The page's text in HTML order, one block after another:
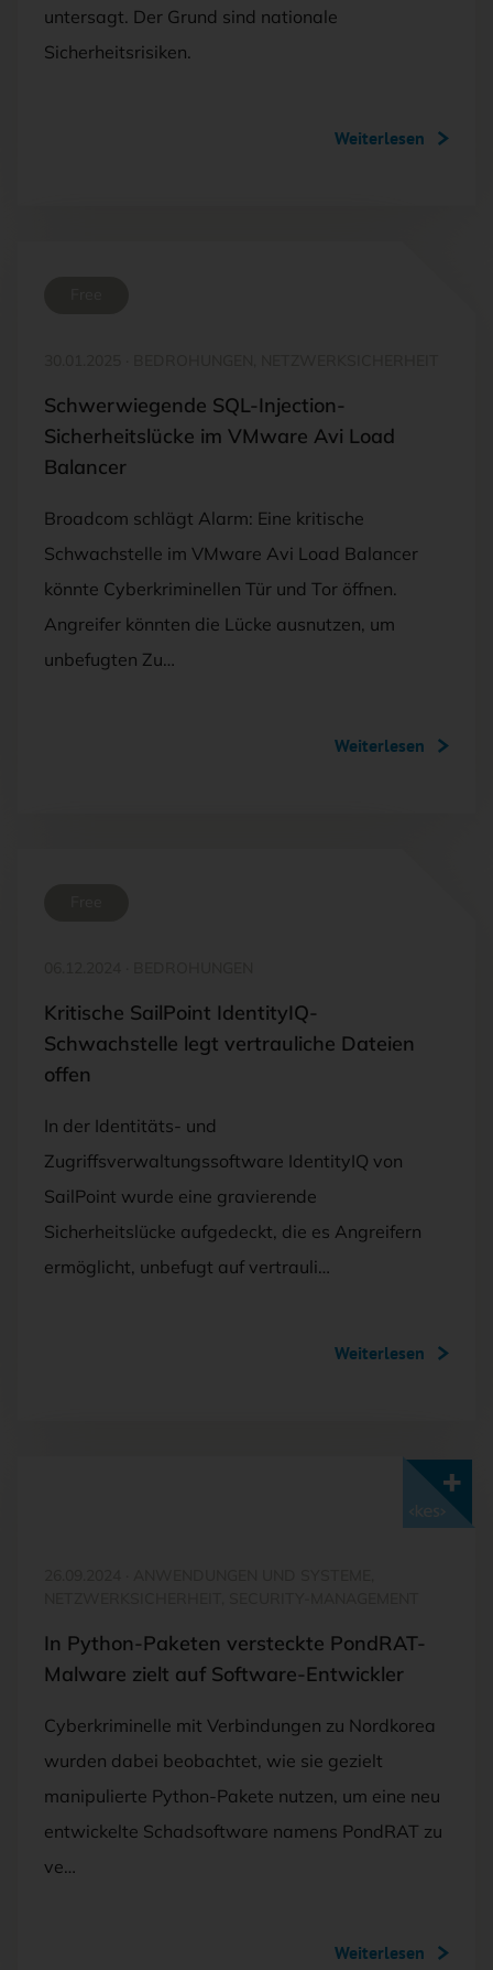
untersagt. Der Grund sind nationale
Sicherheitsrisiken.
Weiterlesen
Schwerwiegende SQL-Injection-
Sicherheitslücke im VMware Avi Load
Balancer
Broadcom schlägt Alarm: Eine kritische
Schwachstelle im VMware Avi Load Balancer
könnte Cyberkriminellen Tür und Tor öffnen.
Angreifer könnten die Lücke ausnutzen, um
unbefugten Zu…
Weiterlesen
Kritische SailPoint IdentityIQ-
Schwachstelle legt vertrauliche Dateien
offen
In der Identitäts- und
Zugriffsverwaltungssoftware IdentityIQ von
SailPoint wurde eine gravierende
Sicherheitslücke aufgedeckt, die es Angreifern
ermöglicht, unbefugt auf vertrauli…
Weiterlesen
In Python-Paketen versteckte PondRAT-
Malware zielt auf Software-Entwickler
Cyberkriminelle mit Verbindungen zu Nordkorea
wurden dabei beobachtet, wie sie gezielt
manipulierte Python-Pakete nutzen, um eine neu
entwickelte Schadsoftware namens PondRAT zu
ve…
Weiterlesen